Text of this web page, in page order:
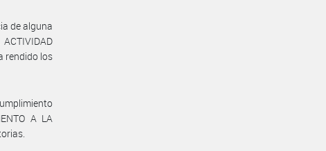
de alguna
rendido los
A LA